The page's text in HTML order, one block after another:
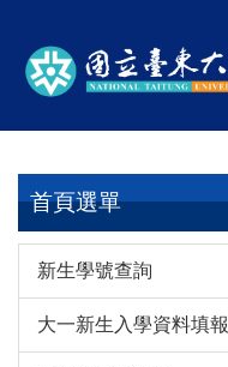
主
內
首頁選單
新生學號查詢
大一新生入學資料填報